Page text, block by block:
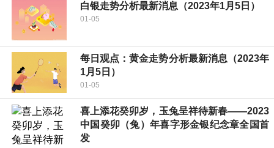
白银走势分析最新消息（2023年1月5日）
01-05
每日观点：黄金走势分析最新消息（2023年
1月5日）
01-05
喜上添花癸卯岁，玉兔呈祥待新春——2023
中国癸卯（兔）年喜字形金银纪念章全国首
发